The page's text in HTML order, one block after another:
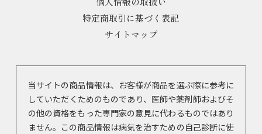
特定商取引に基づく表記
サイトマップ
当サイトの商品情報は、お客様が商品を選ぶ際に参考に
していただくためのものであり、医師や薬剤師およびそ
の他の資格をもった専門家の意見に代わるものではあり
ません。この商品情報は病気を治すための自己診断に使